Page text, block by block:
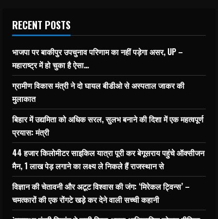
RECENT POSTS
भाजपा पर बाकीपुर उपचुनाव परिणाम का नहीं पड़ेगा असर, UP –
महाराष्ट्र में हो चुका है ऐसा…
ग्रामीण विकास मंत्री ने दो घायल बीडीओ से अस्पताल जाकर की
मुलाकात
बिहार में उद्यमिता को अधिक सरल, सुलभ बनाने की दिशा में एक महत्वपूर्ण
प्रयास: मंत्री
44 हजार किलोमीटर साइकिल यात्रा पूरी कर बेगूसराय पहुंचे ऑक्सीजन
मैन, 1 लाख पेड़ लगाने का लक्ष्य ले निकले हैं राजस्थान से
विज्ञान की चेतावनी और अटूट विश्वास की जंग: ‘मिरेकल ट्विन्स’ –
चमत्कारों की एक रोंगटे खड़े कर देने वाली सच्ची कहानी